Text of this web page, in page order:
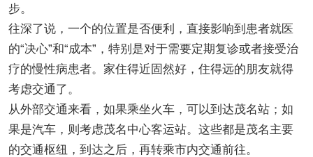
步。
往深了说，一个的位置是否便利，直接影响到患者就医
的“决心”和“成本”，特别是对于需要定期复诊或者接受治
疗的慢性病患者。家住得近固然好，住得远的朋友就得
考虑交通了。
从外部交通来看，如果乘坐火车，可以到达茂名站；如
果是汽车，则考虑茂名中心客运站。这些都是茂名主要
的交通枢纽，到达之后，再转乘市内交通前往。